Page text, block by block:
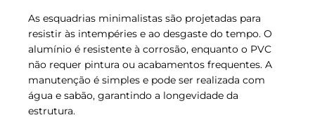
As esquadrias minimalistas são projetadas para
resistir às intempéries e ao desgaste do tempo. O
alumínio é resistente à corrosão, enquanto o PVC
não requer pintura ou acabamentos frequentes. A
manutenção é simples e pode ser realizada com
água e sabão, garantindo a longevidade da
estrutura.